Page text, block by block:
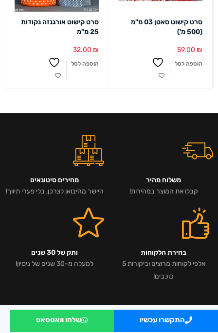
סרט קישוט סאטן 03 מ"מ
(500 מ')
59.00 ₪
הוספה לסל
סרט קישוט אורגנזה נקודות
25 מ"מ
32.00 ₪
הוספה לסל
משלוח מהיר
קבלו את המוצר במהירות!
מחירים סיטונאים
היישר מהיבואן לצרכן, בלי פערי תיווך!
בחירת הלקוחות
אלפי לקוחות מרוצים וביקורות 5
כוכבים!
ותק של 30 שנים
למעלה מ-30 שנים של ניסיון!
התקשרו עכשיו שלחו וואטסאפ